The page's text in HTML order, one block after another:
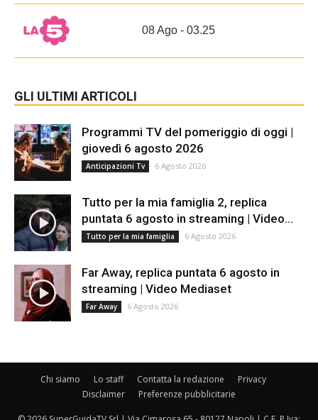
08 Ago - 03.25
GLI ULTIMI ARTICOLI
Programmi TV del pomeriggio di oggi |
giovedì 6 agosto 2026
Anticipazioni Tv 6 Agosto 2026
Tutto per la mia famiglia 2, replica
puntata 6 agosto in streaming | Video...
Tutto per la mia famiglia 6 Agosto 2026
Far Away, replica puntata 6 agosto in
streaming | Video Mediaset
Far Away 6 Agosto 2026
Chi siamo Lo staff Contatta la redazione
Privacy
Disclaimer
Preferenze pubblicitarie